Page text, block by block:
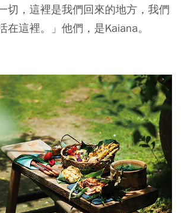
切，這裡是我們回來的地方，我們
在這裡。」他們，是Kaiana。